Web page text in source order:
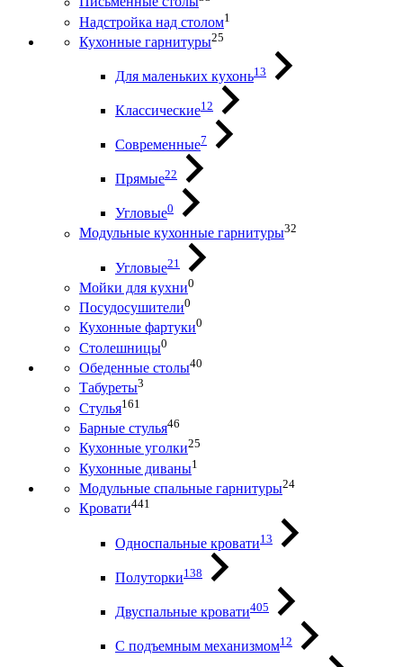
Надстройка над столом1
Кухонные гарнитуры25
Для маленьких кухонь13
Классические12
Современные7
Прямые22
Угловые0
Модульные кухонные гарнитуры32
Угловые21
Мойки для кухни0
Посудосушители0
Кухонные фартуки0
Столешницы0
Обеденные столы40
Табуреты3
Стулья161
Барные стулья46
Кухонные уголки25
Кухонные диваны1
Модульные спальные гарнитуры24
Кровати441
Односпальные кровати13
Полуторки138
Двуспальные кровати405
С подъемным механизмом12